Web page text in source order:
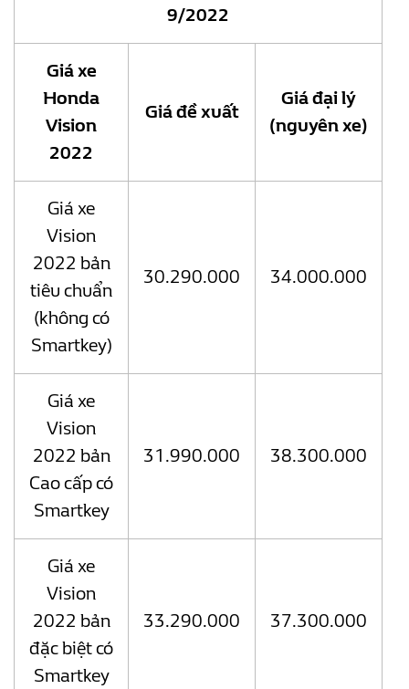
9/2022
Giá xe
Honda
Vision
2022
Giá đề xuất
Giá đại lý
(nguyên xe)
Giá xe
Vision
2022 bản
tiêu chuẩn
(không có
Smartkey)
30.290.000 34.000.000
Giá xe
Vision
2022 bản
Cao cấp có
Smartkey
31.990.000 38.300.000
Giá xe
Vision
2022 bản
đặc biệt có
Smartkey
33.290.000 37.300.000